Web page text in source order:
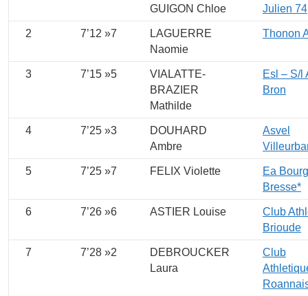
GUIGON Chloe
Julien 74
2 7’12 »7
LAGUERRE
Naomie
Thonon
3 7’15 »5
VIALATTE-
BRAZIER
Mathilde
Esl – S/l
Bron
4 7’25 »3
DOUHARD
Ambre
Asvel
5 7’25 »7 FELIX Violette
Ea
Bresse*
6 7’26 »6 ASTIER Louise
Club
Brioude
7 7’28 »2
DEBROUCKER
Laura
Club